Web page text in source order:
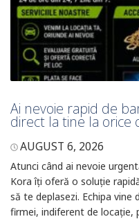
Ai nevoie rapid de
direct la tine la orice
AUGUST 6, 2026
Atunci când ai nevoie
Kora îți oferă o soluție
să te deplasezi. Echipa vine
firmei, indiferent de locație,